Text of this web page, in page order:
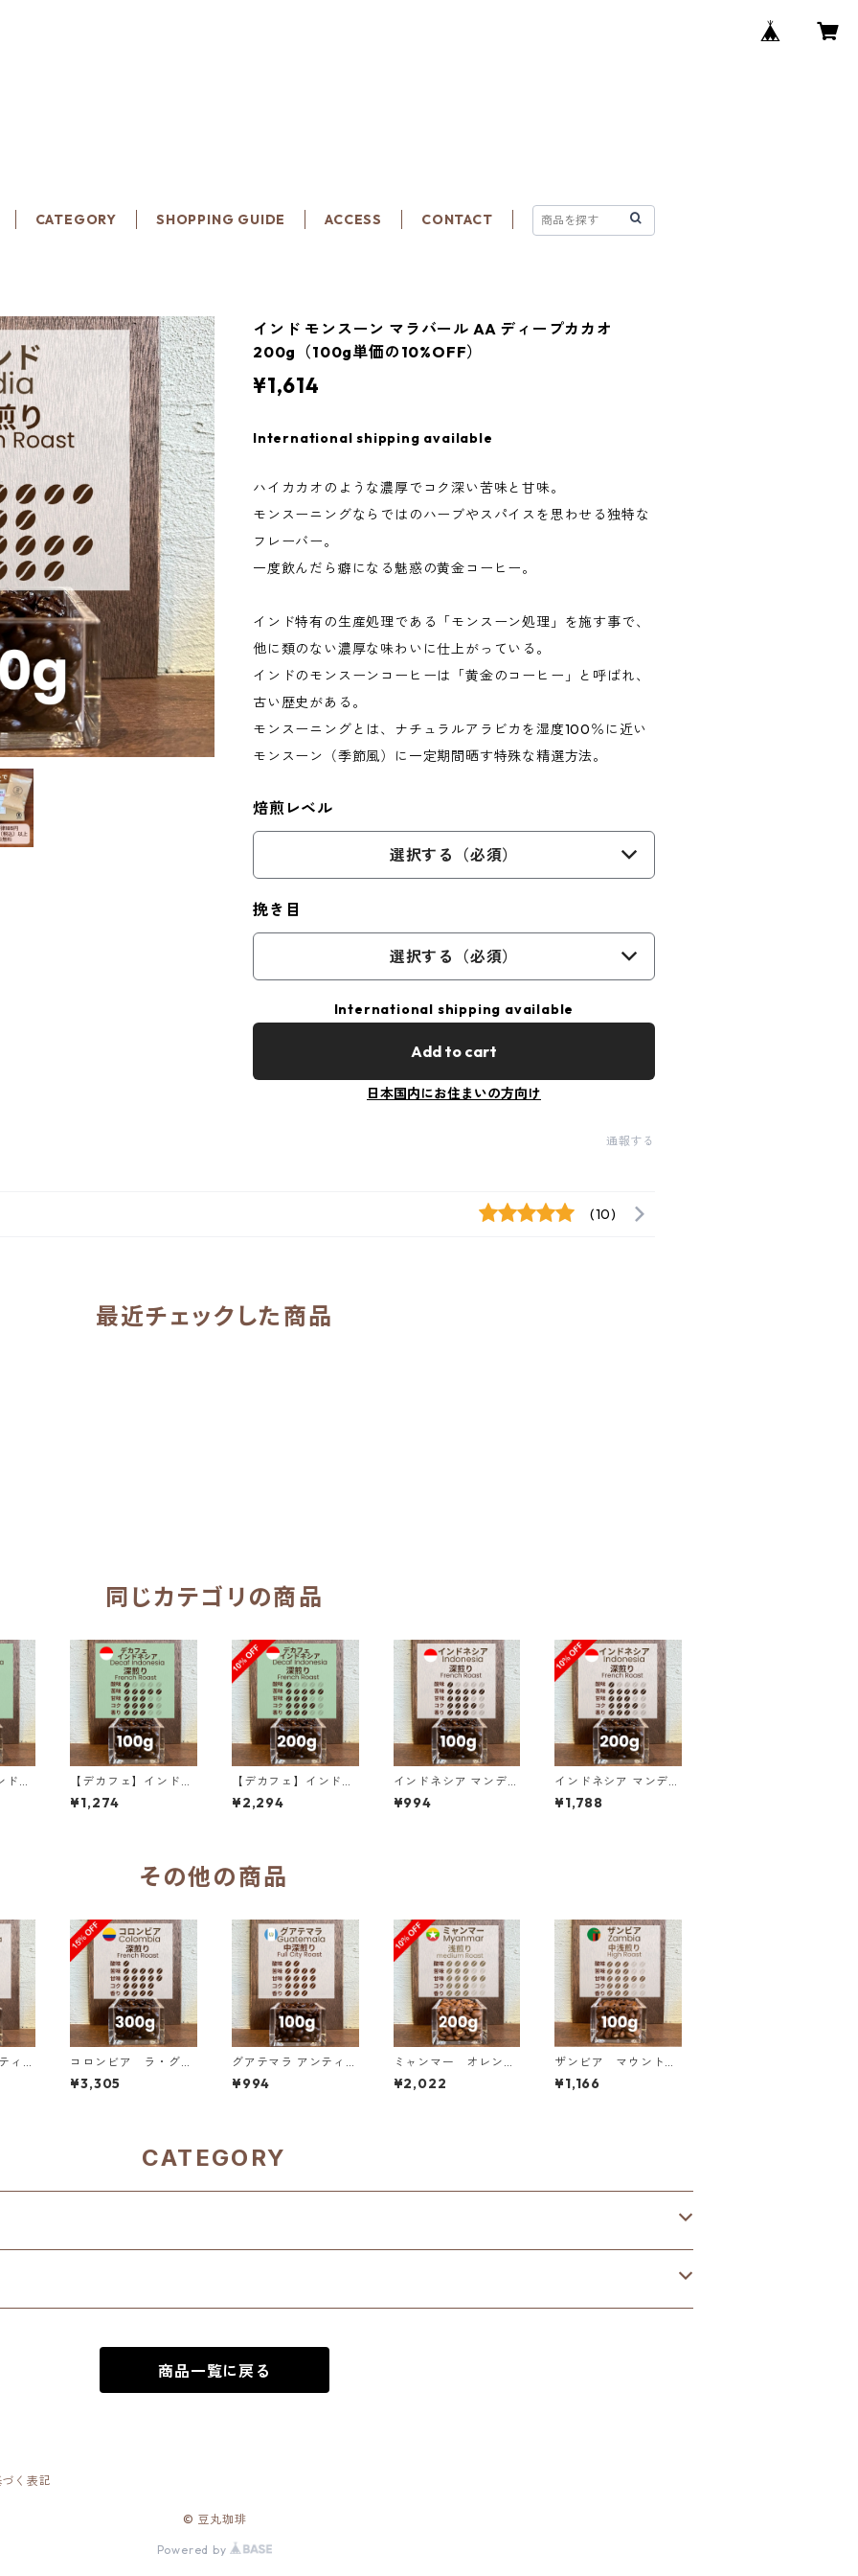
CATEGORY SHOPPING GUIDE ACCESS CONTACT
インド モンスーン マラバール AA ディープカカオ
200g（100g単価の10%OFF）
¥1,614
International shipping available
ハイカカオのような濃厚でコク深い苦味と甘味。
モンスーニングならではのハーブやスパイスを思わせる独特な
フレーバー。
一度飲んだら癖になる魅惑の黄金コーヒー。
インド特有の生産処理である「モンスーン処理」を施す事で、
他に類のない濃厚な味わいに仕上がっている。
インドのモンスーンコーヒーは「黄金のコーヒー」と呼ばれ、
古い歴史がある。
モンスーニングとは、ナチュラルアラビカを湿度100％に近い
モンスーン（季節風）に一定期間晒す特殊な精選方法。
焙煎レベル
選択する（必須）
挽き目
選択する（必須）
International shipping available
Add to cart
日本国内にお住まいの方向け
通報する
(10)
最近チェックした商品
同じカテゴリの商品
ドネ
【デカフェ】インドネ
シア マンデリンG1 リ
ントン ラトゥ 100g
¥1,274
【デカフェ】インドネ
シア マンデリンG1 リ
ントン ラトゥ 200g
¥2,294
インドネシア マンデリ
ンG1 リントン ラトゥ
ダブルピック 100g
¥994
インドネシア マンデリ
ンG1 リントン ラトゥ
ダブルピック 200g
¥1,788
その他の商品
ィグ
コロンビア ラ・グラ
ナダ農園 ピンクブルボ
ン ダークベリー 300
¥3,305
グアテマラ アンティグ
ア ラス・ヌベス農園
レッドブルボン100％
¥994
ミャンマー オレンジ
サンシャイン G１ ウォ
ッシュド・アナエロビ
¥2,022
ザンビア マウント・
スンズ農園 AA+ スタ
ーマヤ＆マルセレサ 1
¥1,166
CATEGORY
商品一覧に戻る
く表記
© 豆丸珈琲
Powered by